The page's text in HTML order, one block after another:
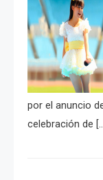
por el anuncio
celebración de